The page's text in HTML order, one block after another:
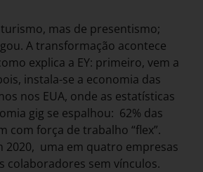
mas de presentismo;
A transformação acontece
explica a EY: primeiro, vem a
instala-se a economia das
nos EUA, onde as estatísticas
gig se espalhou: 62% das
com força de trabalho “flex”.
2020, uma em quatro empresas
colaboradores sem vínculos.